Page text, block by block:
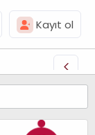
Kayıt ol